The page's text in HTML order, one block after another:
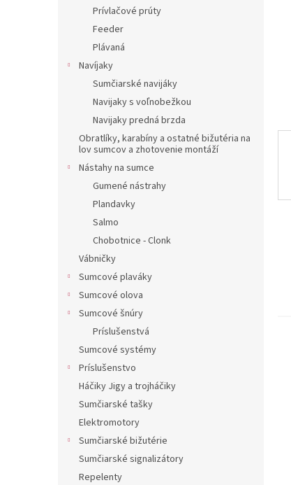
Prívlačové prúty
Feeder
Plávaná
Navíjaky
Sumčiarské navijáky
Navijaky s voľnobežkou
Navijaky predná brzda
Obratlíky, karabíny a ostatné bižutéria na
lov sumcov a zhotovenie montáží
Nástahy na sumce
Gumené nástrahy
Plandavky
Salmo
Chobotnice - Clonk
Vábničky
Sumcové plaváky
Sumcové olova
Sumcové šnúry
Príslušenstvá
Sumcové systémy
Príslušenstvo
Háčiky Jigy a trojháčiky
Sumčiarské tašky
Elektromotory
Sumčiarské bižutérie
Sumčiarské signalizátory
Repelenty